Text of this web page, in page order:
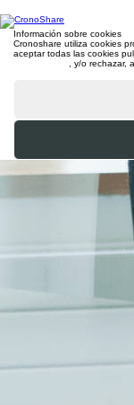
Información sobre cookies
Cronoshare utiliza cookies
aceptar todas las cookies
, y/o rechazar,